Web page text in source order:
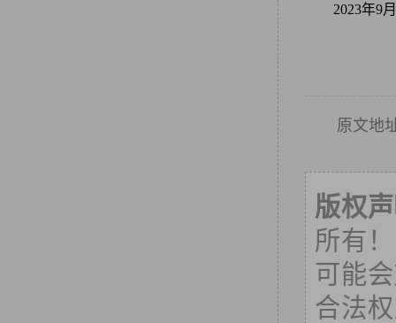
2023年9
原文地
版权
所有
可能
合法